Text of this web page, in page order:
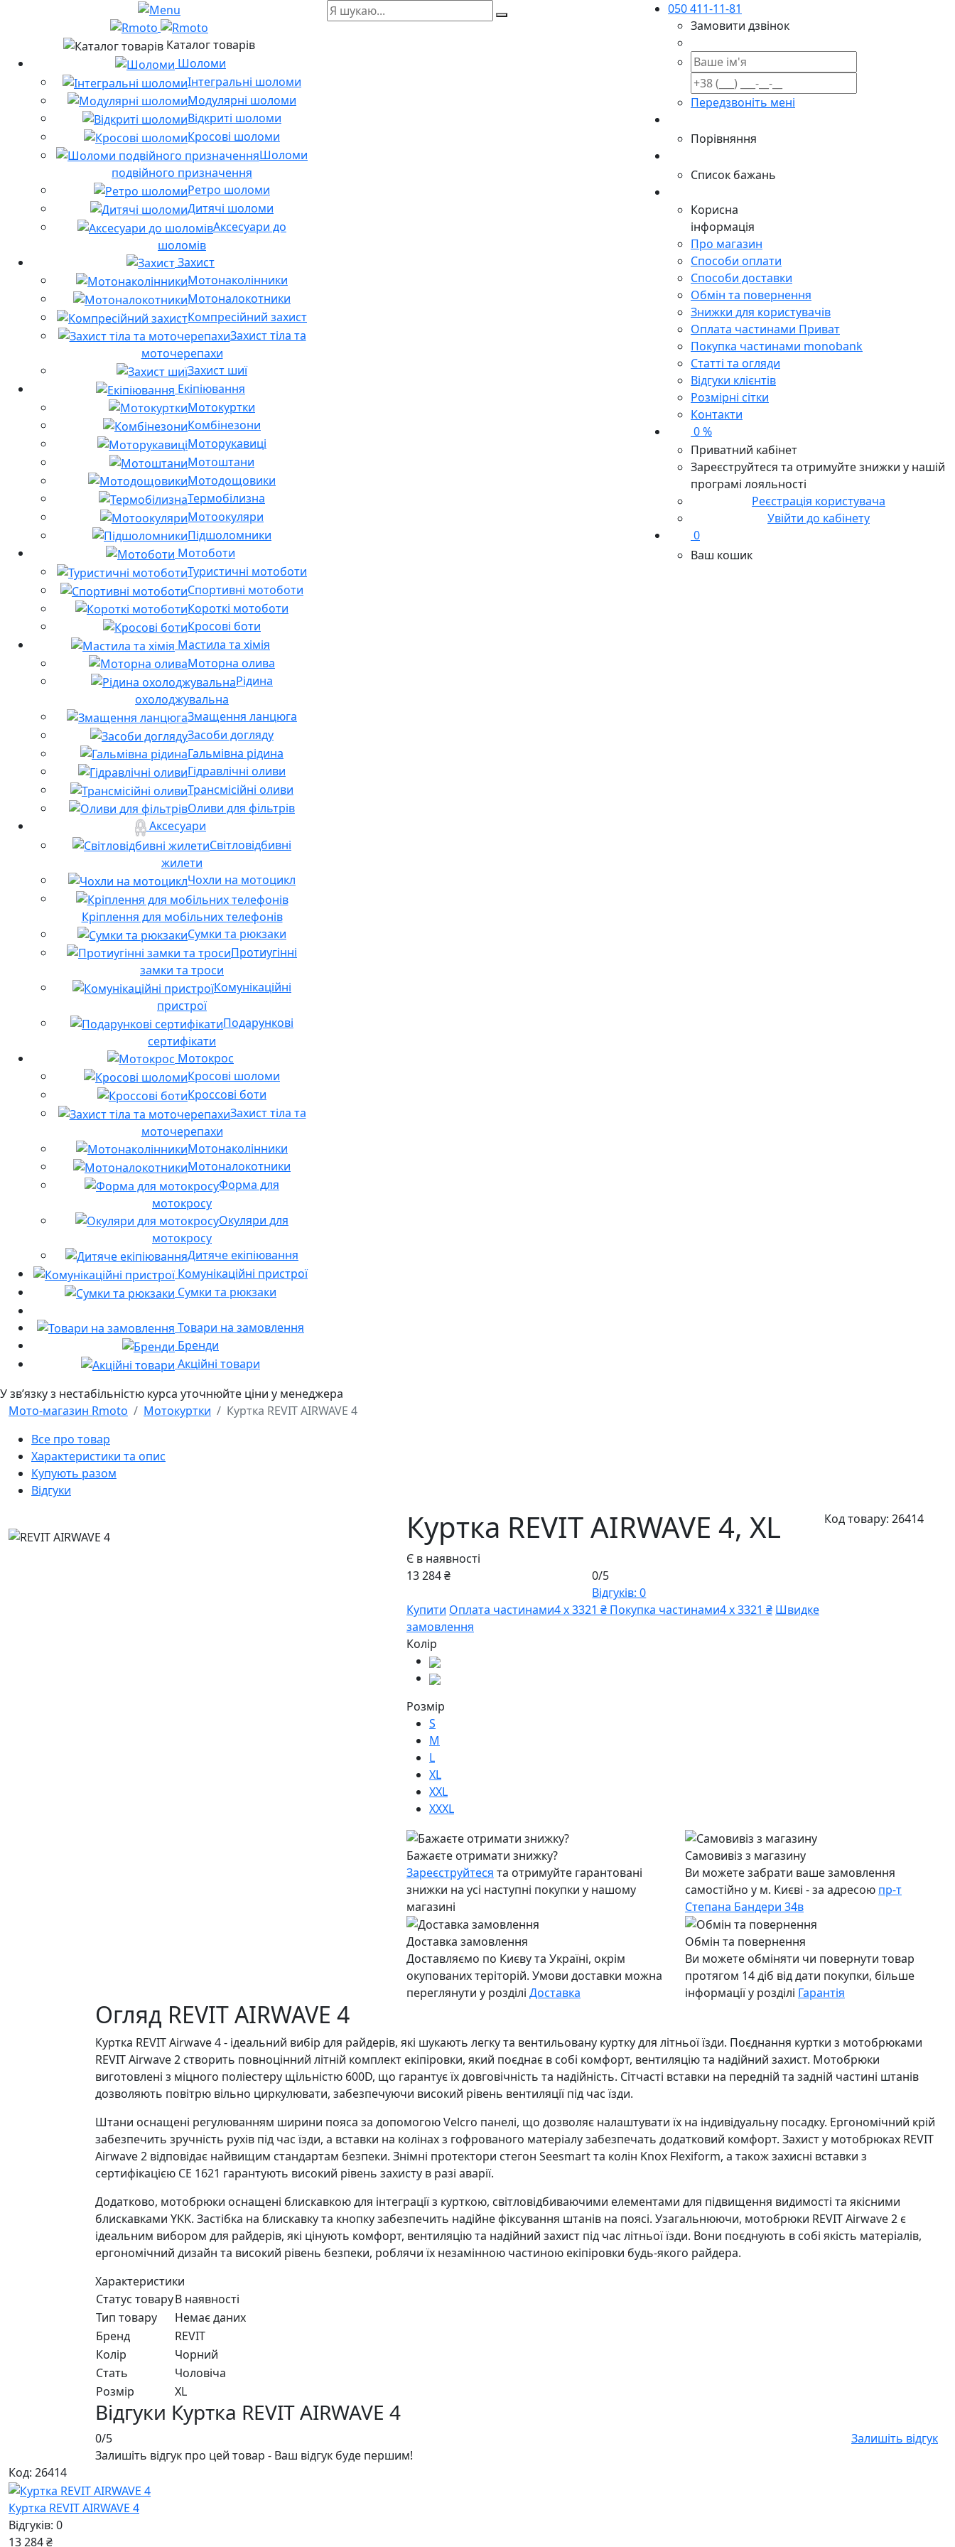
Каталог товарів
Шоломи
Інтегральні шоломи
Модулярні шоломи
Відкриті шоломи
Кросові шоломи
Шоломи
подвійного призначення
Ретро шоломи
Дитячі шоломи
Аксесуари до
шоломів
Захист
Мотонаколінники
Мотоналокотники
Компресійний захист
Захист тіла та
моточерепахи
Захист шиї
Екіпіювання
Мотокуртки
Комбінезони
Моторукавиці
Мотоштани
Мотодощовики
Термобілизна
Мотоокуляри
Підшоломники
Мотоботи
Туристичні мотоботи
Спортивні мотоботи
Короткі мотоботи
Кросові боти
Мастила та хімія
Моторна олива
Рідина
охолоджувальна
Змащення ланцюга
Засоби догляду
Гальмівна рідина
Гідравлічні оливи
Трансмісійні оливи
Оливи для фільтрів
Аксесуари
Світловідбивні
жилети
Чохли на мотоцикл
Кріплення для мобільних телефонів
Сумки та рюкзаки
Протиугінні
замки та троси
Комунікаційні
пристрої
Подарункові
сертифікати
Мотокрос
Кросові шоломи
Кроссові боти
Захист тіла та
моточерепахи
Мотонаколінники
Мотоналокотники
Форма для
мотокросу
Окуляри для
мотокросу
Дитяче екіпіювання
Комунікаційні пристрої
Сумки та рюкзаки
Товари на замовлення
Бренди
Акційні товари
050 411-11-81
Замовити дзвінок
Передзвоніть мені
Порівняння
Список бажань
Корисна
інформація
Про магазин
Способи оплати
Способи доставки
Обмін та повернення
Знижки для користувачів
Оплата частинами Приват
Покупка частинами monobank
Статті та огляди
Відгуки клієнтів
Розмірні сітки
Контакти
0 %
Приватний кабінет
Зареєструйтеся та отримуйте знижки у нашій
програмі лояльності
Реєстрація користувача
Увійти до кабінету
0
Ваш кошик
У звʼязку з нестабільністю курса уточнюйте ціни у менеджера
Мото-магазин Rmoto
Мотокуртки
Куртка REVIT AIRWAVE 4
Все про товар
Характеристики та опис
Купують разом
Відгуки
Куртка REVIT AIRWAVE 4, XL
Є в наявності
Код товару: 26414
13 284 ₴
0/5
Відгуків: 0
Купити Оплата частинами4 х 3321 ₴ Покупка частинами4 х 3321 ₴ Швидке
замовлення
Колір
Розмір
S
M
L
XL
XXL
XXXL
Бажаєте отримати знижку?
Зареєструйтеся та отримуйте гарантовані
знижки на усі наступні покупки у нашому
магазині
Самовивіз з магазину
Ви можете забрати ваше замовлення
самостійно у м. Києві - за адресою пр-т
Степана Бандери 34в
Доставка замовлення
Доставляємо по Києву та Україні, окрім
окупованих теріторій. Умови доставки можна
переглянути у розділі Доставка
Обмін та повернення
Ви можете обміняти чи повернути товар
протягом 14 діб від дати покупки, більше
інформації у розділі Гарантія
Огляд REVIT AIRWAVE 4
Куртка REVIT Airwave 4 - ідеальний вибір для райдерів, які шукають легку та вентильовану куртку для літньої їзди. Поєднання куртки з мотобрюками
REVIT Airwave 2 створить повноцінний літній комплект екіпіровки, який поєднає в собі комфорт, вентиляцію та надійний захист. Мотобрюки
виготовлені з міцного поліестеру щільністю 600D, що гарантує їх довговічність та надійність. Сітчасті вставки на передній та задній частині штанів
дозволяють повітрю вільно циркулювати, забезпечуючи високий рівень вентиляції під час їзди.
Штани оснащені регулюванням ширини пояса за допомогою Velcro панелі, що дозволяє налаштувати їх на індивідуальну посадку. Ергономічний крій
забезпечить зручність рухів під час їзди, а вставки на колінах з гофрованого матеріалу забезпечать додатковий комфорт. Захист у мотобрюках REVIT
Airwave 2 відповідає найвищим стандартам безпеки. Знімні протектори стегон Seesmart та колін Knox Flexiform, а також захисні вставки з
сертифікацією СЕ 1621 гарантують високий рівень захисту в разі аварії.
Додатково, мотобрюки оснащені блискавкою для інтеграції з курткою, світловідбиваючими елементами для підвищення видимості та якісними
блискавками YKK. Застібка на блискавку та кнопку забезпечить надійне фіксування штанів на поясі. Узагальнюючи, мотобрюки REVIT Airwave 2 є
ідеальним вибором для райдерів, які цінують комфорт, вентиляцію та надійний захист під час літньої їзди. Вони поєднують в собі якість матеріалів,
ергономічний дизайн та високий рівень безпеки, роблячи їх незамінною частиною екіпіровки будь-якого райдера.
Характеристики
Статус товаруВ наявності
Тип товару
Немає даних
Бренд
REVIT
Колір
Чорний
Стать
Чоловiча
Розмір
XL
Відгуки Куртка REVIT AIRWAVE 4
0/5
Залишіть відгук
Залишіть відгук про цей товар - Ваш відгук буде першим!
Код: 26414
Куртка REVIT AIRWAVE 4
Відгуків: 0
13 284 ₴